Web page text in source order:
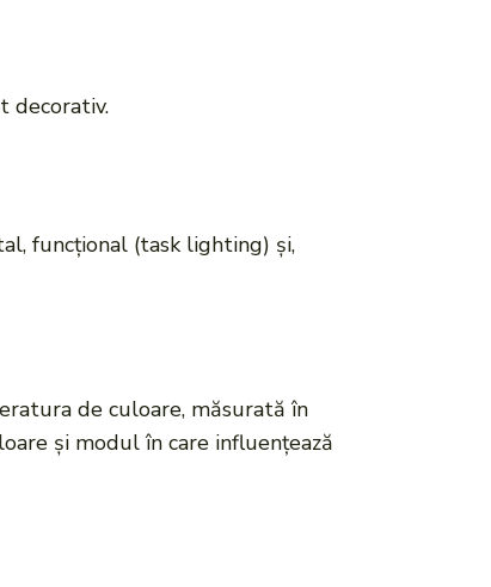
decorativ.
funcțional (task lighting) și,
de culoare, măsurată în
și modul în care influențează